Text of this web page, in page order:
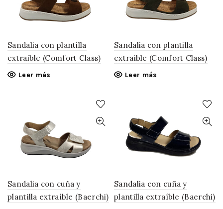
Sandalia con plantilla
extraible (Comfort Class)
Leer más
Sandalia con plantilla
extraible (Comfort Class)
Leer más
Sandalia con cuña y
plantilla extraíble (Baerchi)
Sandalia con cuña y
plantilla extraíble (Baerchi)